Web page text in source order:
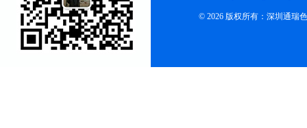
© 2026 版权所有：深圳通瑞